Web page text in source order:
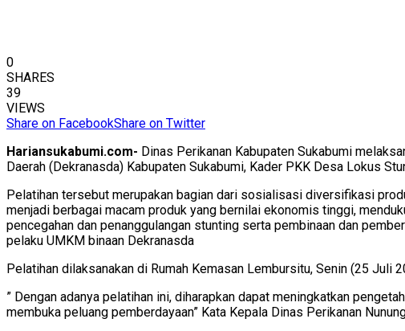
0
SHARES
39
VIEWS
Share on FacebookShare on Twitter
Hariansukabumi.com- Dinas Perikanan Kabupaten Sukabumi
Daerah (Dekranasda) Kabupaten Sukabumi, Kader PKK Desa Lokus
Pelatihan tersebut merupakan bagian dari sosialisasi diversifikasi
menjadi berbagai macam produk yang bernilai ekonomis tinggi,
pencegahan dan penanggulangan stunting serta pembinaan dan
pelaku UMKM binaan Dekranasda
Pelatihan dilaksanakan di Rumah Kemasan Lembursitu, Senin (25 Juli
” Dengan adanya pelatihan ini, diharapkan dapat meningkatkan
membuka peluang pemberdayaan” Kata Kepala Dinas Perikanan